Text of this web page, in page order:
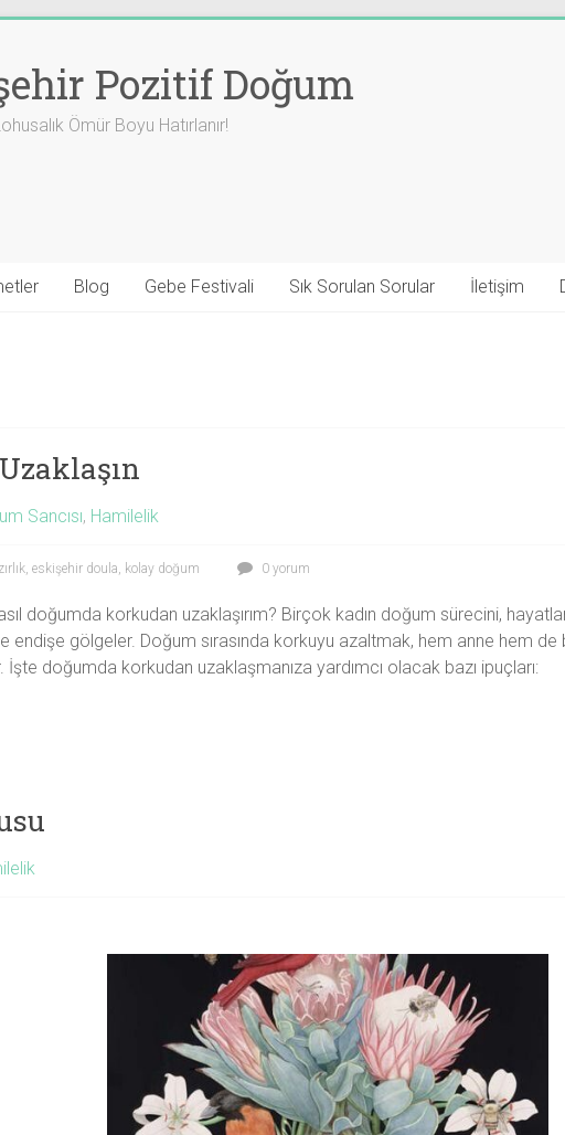
Pozitif Doğum
Ömür Boyu Hatırlanır!
Blog Gebe Festivali Sık Sorulan Sorular İletişim
Sancısı, Hamilelik
, eskişehir doula, kolay doğum 0 yorum
doğumda korkudan uzaklaşırım? Birçok kadın doğum sürecini,
endişe gölgeler. Doğum sırasında korkuyu azaltmak, hem anne hem de
İşte doğumda korkudan uzaklaşmanıza yardımcı olacak bazı ipuçları: